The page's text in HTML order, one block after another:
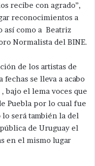
recibe con agrado”,
reconocimientos a
así como a Beatriz
Normalista del BINE.
de los artistas de
fechas se lleva a acabo
bajo el lema voces que
Puebla por lo cual fue
será también la del
de Uruguay el
en el mismo lugar